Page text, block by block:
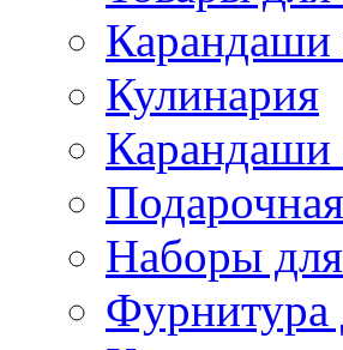
Карандаши
Кулинария
Карандаши
Наборы
Фурнитура